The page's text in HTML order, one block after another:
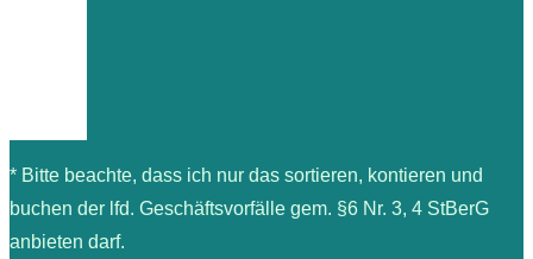
* Bitte beachte, dass ich nur das sortieren, kontieren und
buchen der lfd. Geschäftsvorfälle gem. §6 Nr. 3, 4 StBerG
anbieten darf.